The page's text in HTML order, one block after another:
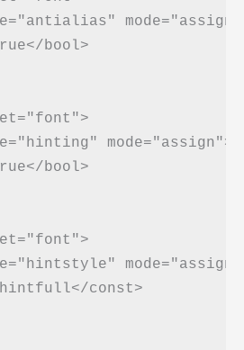
bool>
mode="assign">
bool>
const>